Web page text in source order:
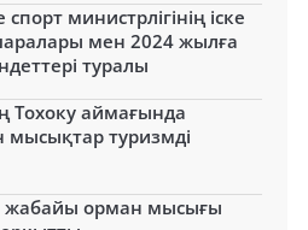
министрлігінің іске
мен 2024 жылға
туралы
Тохоку аймағында
мысықтар туризмді
жабайы орман мысығы